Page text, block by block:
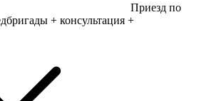
Приезд по
+ консультация +